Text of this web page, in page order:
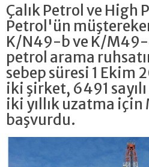
Çalık Petrol ve High
Petrol'ün
K/N49-b ve K/
petrol arama
sebep süresi 1 Ekim
iki şirket, 6491
iki yıllık uzatma için
başvurdu.